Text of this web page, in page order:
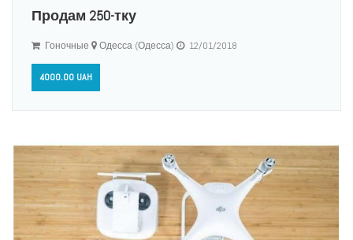
Продам 250-тку
Гоночные Одесса (Одесса) 12/01/2018
4000.00 UAH